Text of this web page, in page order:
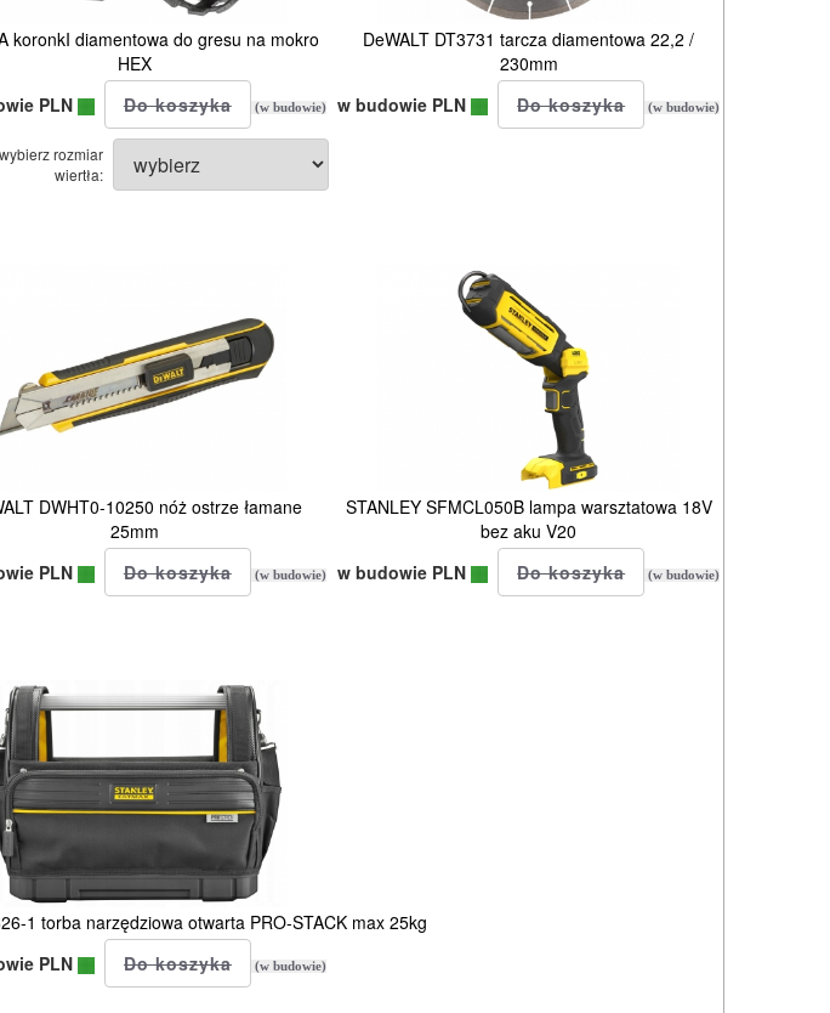
koronkI diamentowa do gresu na mokro
HEX
PLN
(w budowie)
wybierz rozmiar
wiertła:
DeWALT DT3731 tarcza diamentowa 22,2 /
230mm
w budowie PLN
(w budowie)
DWHT0-10250 nóż ostrze łamane
25mm
PLN
(w budowie)
STANLEY SFMCL050B lampa warsztatowa 18V
bez aku V20
w budowie PLN
(w budowie)
1 torba narzędziowa otwarta PRO-STACK max 25kg
PLN
(w budowie)